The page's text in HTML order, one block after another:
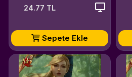
24.77 TL
Sepete Ekle